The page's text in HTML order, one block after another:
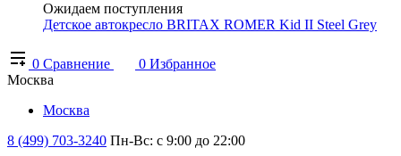
Ожидаем поступления
Детское автокресло BRITAX ROMER Kid II Steel Grey
0 Сравнение 0 Избранное
Москва
Москва
8 (499) 703-3240 Пн-Вс: с 9:00 до 22:00